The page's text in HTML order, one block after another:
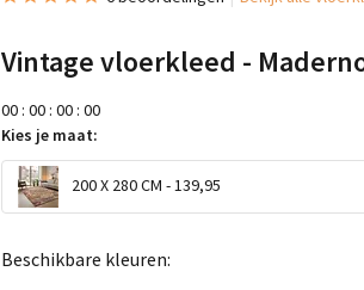
Vintage vloerkleed -
00: 00: 00: 00
Kies je maat:
200 X 280 CM - 139,95
Beschikbare kleuren: